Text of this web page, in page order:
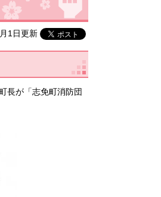
1日更新
長が「志免町消防団